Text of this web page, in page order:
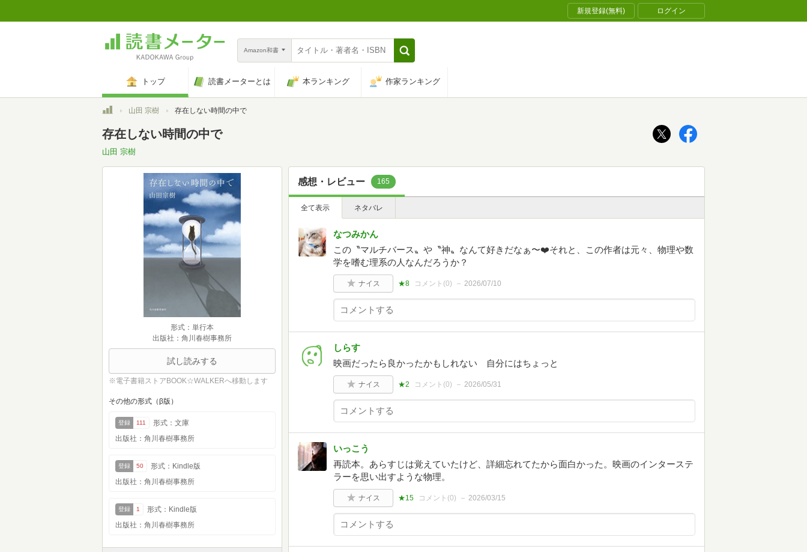
新規登録(無料) ログイン
Amazon和書
トップ 読書メーターとは 本ランキング 作家ランキング
トップ山田 宗樹 存在しない時間の中で
存在しない時間の中で
山田 宗樹
形式：単行本
出版社：角川春樹事務所
試し読みする
※電子書籍ストアBOOK☆WALKERへ移動します
その他の形式（β版）
登録 111
形式：文庫
出版社：角川春樹事務所
登録 50
形式：Kindle版
出版社：角川春樹事務所
登録 1
形式：Kindle版
出版社：角川春樹事務所
感想・レビュー 165
全て表示 ネタバレ
なつみかん
この〝マルチバース〟や〝神〟なんて好きだなぁ〜❤️それと、この作者は元々、物理や数
学を嗜む理系の人なんだろうか？
ナイス ★8 コメント(0) 2026/07/10
しらす
映画だったら良かったかもしれない 自分にはちょっと
ナイス ★2 コメント(0) 2026/05/31
いっこう
再読本。あらすじは覚えていたけど、詳細忘れてたから面白かった。映画のインターステ
ラーを思い出すような物理。
ナイス ★15 コメント(0) 2026/03/15